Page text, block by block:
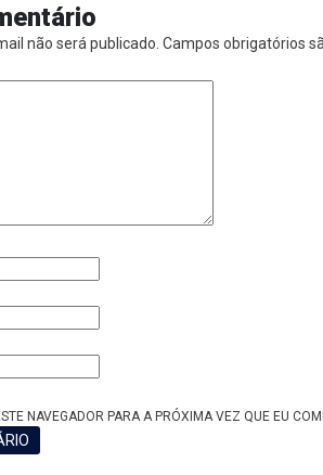
não será publicado. Campos obrigatórios
NAVEGADOR PARA A PRÓXIMA VEZ QUE EU